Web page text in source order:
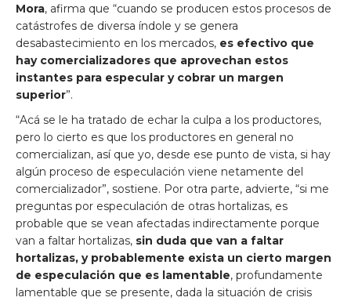
Mora, afirma que “cuando se producen estos procesos de
catástrofes de diversa índole y se genera
desabastecimiento en los mercados, es efectivo que
hay comercializadores que aprovechan estos
instantes para especular y cobrar un margen
superior”.
“Acá se le ha tratado de echar la culpa a los productores,
pero lo cierto es que los productores en general no
comercializan, así que yo, desde ese punto de vista, si hay
algún proceso de especulación viene netamente del
comercializador”, sostiene. Por otra parte, advierte, “si me
preguntas por especulación de otras hortalizas, es
probable que se vean afectadas indirectamente porque
van a faltar hortalizas, sin duda que van a faltar
hortalizas, y probablemente exista un cierto margen
de especulación que es lamentable, profundamente
lamentable que se presente, dada la situación de crisis